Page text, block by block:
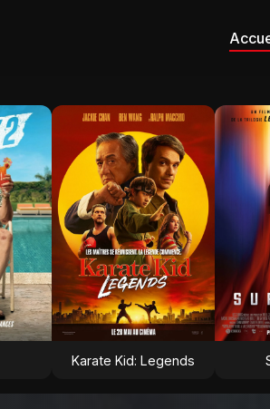
Karate Kid: Legends